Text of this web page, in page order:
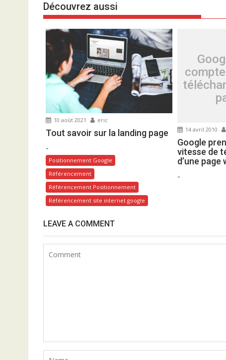
i
g
a
t
o
n
e
l
a
r
t
i
c
e
Découvrez aussi
10 août 2021 eric
Tout savoir sur la landing page
-
Positionnement Google
Référencement
Référencement Positionnement
Référencement site internet google
14 avril 2010
Google
vitesse de
d’une page
-
LEAVE A COMMENT